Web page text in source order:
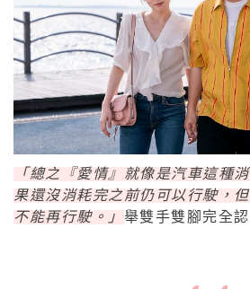
「總之『愛情』就像是汽車這種
果還沒消耗完之前仍可以行駛，
不能再行駛。」 舉雙手雙腳完全認